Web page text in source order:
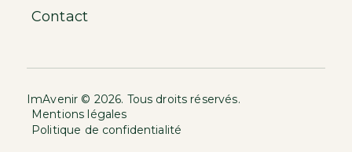
Contact
ImAvenir © 2026. Tous droits réservés.
Mentions légales
Politique de confidentialité